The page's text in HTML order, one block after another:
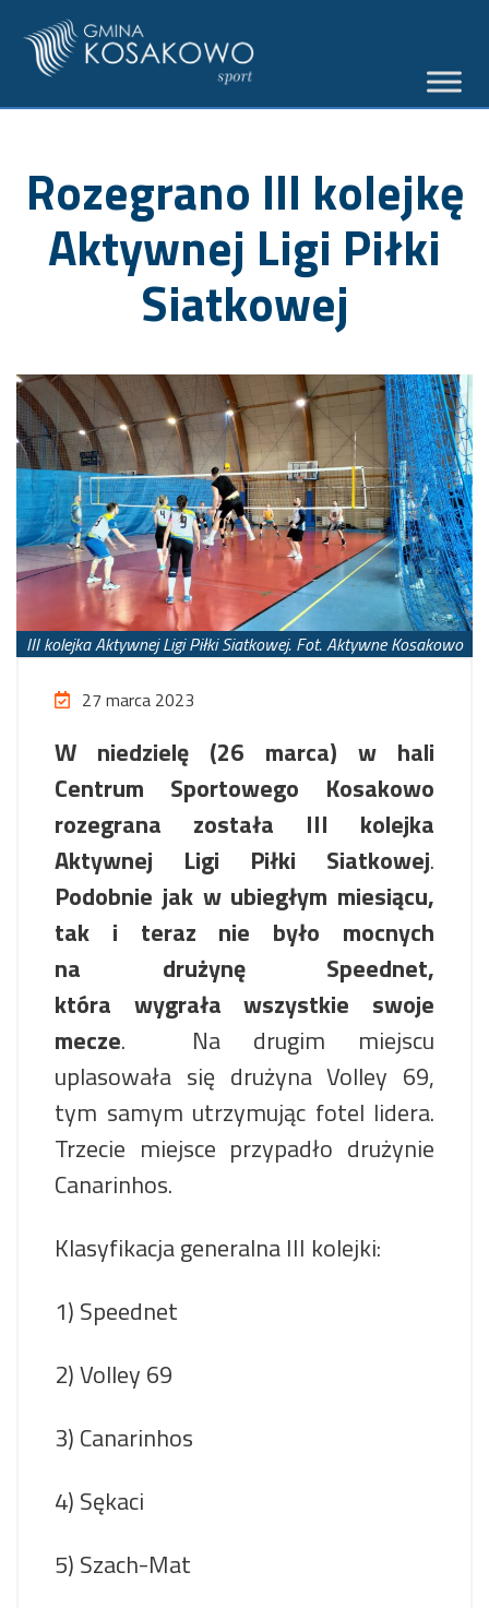
Rozegrano III kolejkę
Aktywnej Ligi Piłki
Siatkowej
III kolejka Aktywnej Ligi Piłki Siatkowej. Fot. Aktywne Kosakowo
27 marca 2023
W niedzielę (26 marca) w hali
Centrum Sportowego Kosakowo
rozegrana została III kolejka
Aktywnej Ligi Piłki Siatkowej.
Podobnie jak w ubiegłym miesiącu,
tak i teraz nie było mocnych
na drużynę Speednet,
która wygrała wszystkie swoje
mecze. Na drugim miejscu
uplasowała się drużyna Volley 69,
tym samym utrzymując fotel lidera.
Trzecie miejsce przypadło drużynie
Canarinhos.
Klasyfikacja generalna III kolejki:
1) Speednet
2) Volley 69
3) Canarinhos
4) Sękaci
5) Szach-Mat